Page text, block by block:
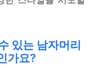
있는 남자머리
가요?